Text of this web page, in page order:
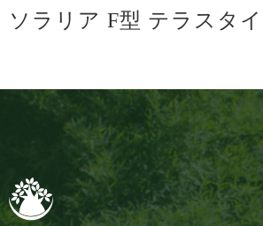
ソラリア F型 テラスタ